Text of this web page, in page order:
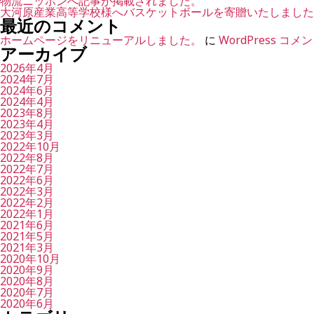
大河原産業高等学校様へバスケットボールを寄贈いたしました
最近のコメント
ホームページをリニューアルしました。 に WordPress コメ
アーカイブ
2026年4月
2024年7月
2024年6月
2024年4月
2023年8月
2023年4月
2023年3月
2022年10月
2022年8月
2022年7月
2022年6月
2022年3月
2022年2月
2022年1月
2021年6月
2021年5月
2021年3月
2020年10月
2020年9月
2020年8月
2020年7月
2020年6月